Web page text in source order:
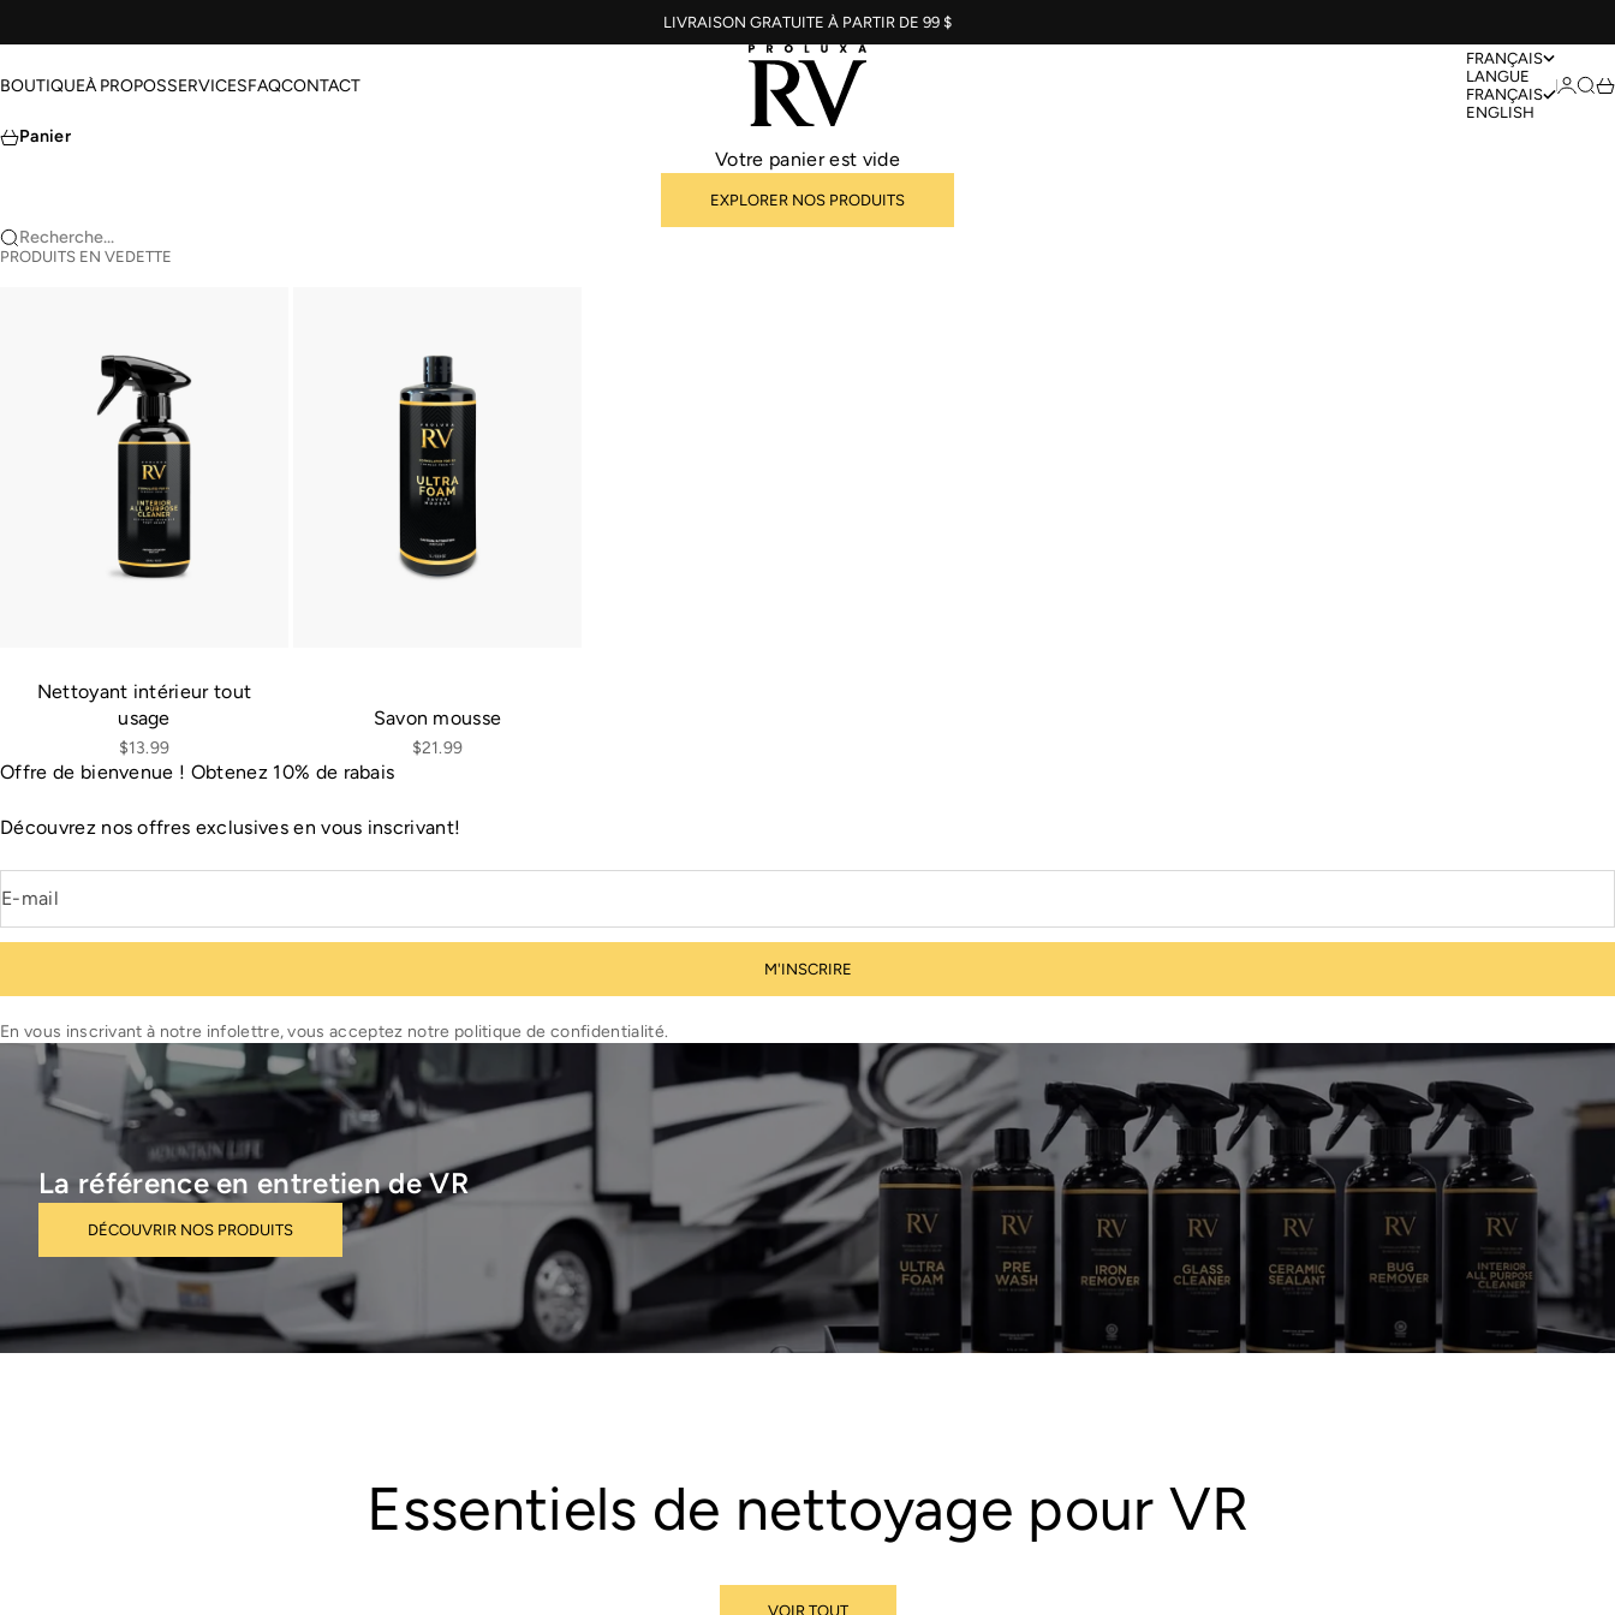
LIVRAISON GRATUITE À PARTIR DE 99 $
BOUTIQUEÀ PROPOSSERVICESFAQCONTACT
FRANÇAIS
LANGUE
FRANÇAIS
ENGLISH
Panier
Votre panier est vide
EXPLORER NOS PRODUITS
Recherche...
PRODUITS EN VEDETTE
Nettoyant intérieur tout
usage
Prix de vente
$13.99
Savon mousse
Prix de vente
$21.99
Offre de bienvenue ! Obtenez 10% de rabais
Découvrez nos offres exclusives en vous inscrivant!
E-mail
M'INSCRIRE
En vous inscrivant à notre infolettre, vous acceptez notre politique de confidentialité.
La référence en entretien de VR
DÉCOUVRIR NOS PRODUITS
Essentiels de nettoyage pour VR
VOIR TOUT